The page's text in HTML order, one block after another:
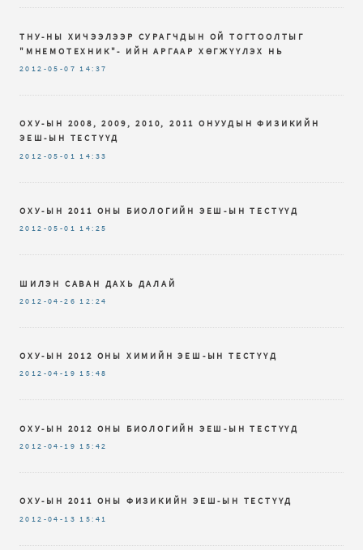
ТНУ-НЫ ХИЧЭЭЛЭЭР СУРАГЧДЫН ОЙ ТОГТООЛТЫГ
"МНЕМОТЕХНИК"- ИЙН АРГААР ХӨГЖҮҮЛЭХ НЬ
2012-05-07 14:37
ОХУ-ЫН 2008, 2009, 2010, 2011 ОНУУДЫН ФИЗИКИЙН
ЭЕШ-ЫН ТЕСТҮҮД
2012-05-01 14:33
ОХУ-ЫН 2011 ОНЫ БИОЛОГИЙН ЭЕШ-ЫН ТЕСТҮҮД
2012-05-01 14:25
ШИЛЭН САВАН ДАХЬ ДАЛАЙ
2012-04-26 12:24
ОХУ-ЫН 2012 ОНЫ ХИМИЙН ЭЕШ-ЫН ТЕСТҮҮД
2012-04-19 15:48
ОХУ-ЫН 2012 ОНЫ БИОЛОГИЙН ЭЕШ-ЫН ТЕСТҮҮД
2012-04-19 15:42
ОХУ-ЫН 2011 ОНЫ ФИЗИКИЙН ЭЕШ-ЫН ТЕСТҮҮД
2012-04-13 15:41